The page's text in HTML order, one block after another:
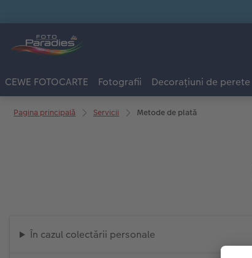
CEWE FOTOCARTE Fotografii Decorațiuni de perete
Pagina principală Servicii Metode de plată
În cazul colectării personale